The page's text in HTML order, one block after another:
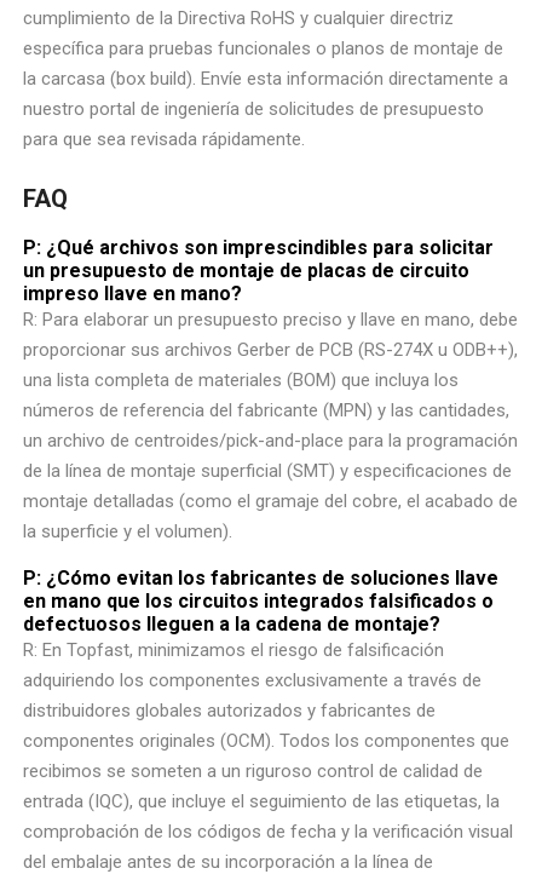
cumplimiento de la Directiva RoHS y cualquier directriz
específica para pruebas funcionales o planos de montaje de
la carcasa (box build). Envíe esta información directamente a
nuestro portal de ingeniería de solicitudes de presupuesto
para que sea revisada rápidamente.
FAQ
P: ¿Qué archivos son imprescindibles para solicitar
un presupuesto de montaje de placas de circuito
impreso llave en mano?
R: Para elaborar un presupuesto preciso y llave en mano, debe
proporcionar sus archivos Gerber de PCB (RS-274X u ODB++),
una lista completa de materiales (BOM) que incluya los
números de referencia del fabricante (MPN) y las cantidades,
un archivo de centroides/pick-and-place para la programación
de la línea de montaje superficial (SMT) y especificaciones de
montaje detalladas (como el gramaje del cobre, el acabado de
la superficie y el volumen).
P: ¿Cómo evitan los fabricantes de soluciones llave
en mano que los circuitos integrados falsificados o
defectuosos lleguen a la cadena de montaje?
R: En Topfast, minimizamos el riesgo de falsificación
adquiriendo los componentes exclusivamente a través de
distribuidores globales autorizados y fabricantes de
componentes originales (OCM). Todos los componentes que
recibimos se someten a un riguroso control de calidad de
entrada (IQC), que incluye el seguimiento de las etiquetas, la
comprobación de los códigos de fecha y la verificación visual
del embalaje antes de su incorporación a la línea de